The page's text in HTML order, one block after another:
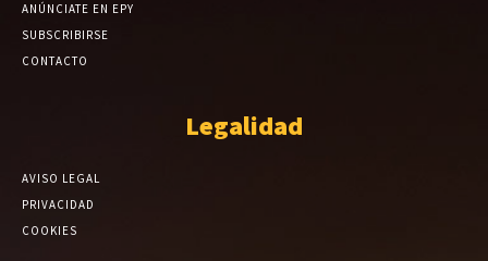
ANÚNCIATE EN EPY
SUBSCRIBIRSE
CONTACTO
Legalidad
AVISO LEGAL
PRIVACIDAD
COOKIES